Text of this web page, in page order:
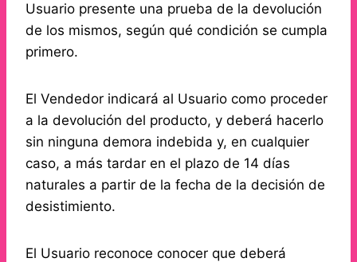
Usuario presente una prueba de la devolución
de los mismos, según qué condición se cumpla
primero.
El Vendedor indicará al Usuario como proceder
a la devolución del producto, y deberá hacerlo
sin ninguna demora indebida y, en cualquier
caso, a más tardar en el plazo de 14 días
naturales a partir de la fecha de la decisión de
desistimiento.
El Usuario reconoce conocer que deberá